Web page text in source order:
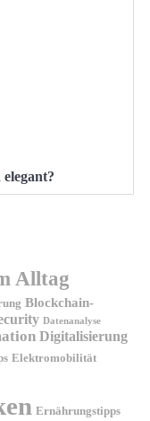
Alltag
Blockchain-
Datenanalyse
Digitalisierung
Elektromobilität
Ernährungstipps